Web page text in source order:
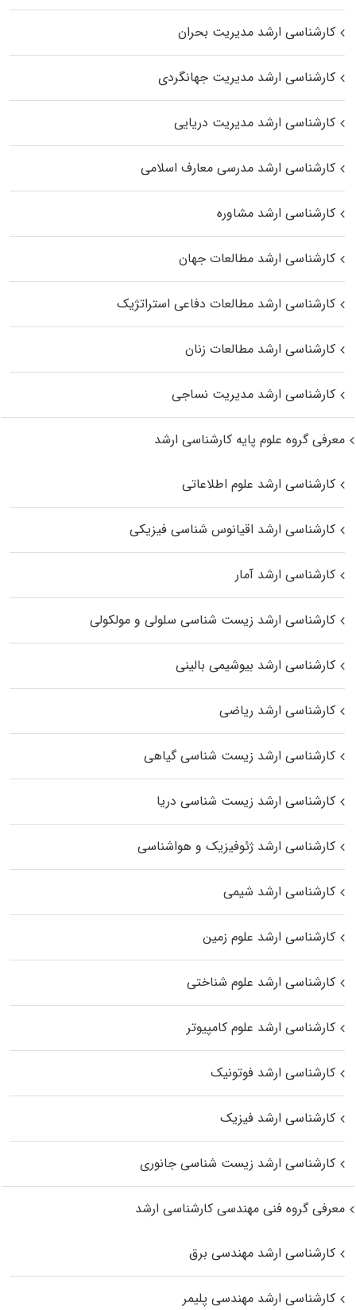
کارشناسی ارشد مدیریت بحران
کارشناسی ارشد مدیریت جهانگردی
کارشناسی ارشد مدیریت دریایی
کارشناسی ارشد مدرسی معارف اسلامی
کارشناسی ارشد مشاوره
کارشناسی ارشد مطالعات جهان
کارشناسی ارشد مطالعات دفاعی استراتژیک
کارشناسی ارشد مطالعات زنان
کارشناسی ارشد مدیریت نساجی
معرفی گروه علوم پایه کارشناسی ارشد
کارشناسی ارشد علوم اطلاعاتی
کارشناسی ارشد اقیانوس‌ شناسی فیزیکی
کارشناسی ارشد آمار
کارشناسی ارشد زیست شناسی سلولی و مولکولی
کارشناسی ارشد بیوشیمی بالینی
کارشناسی ارشد ریاضی
کارشناسی ارشد زیست‌ شناسی گیاهی
کارشناسی ارشد زیست‌ شناسی دریا
کارشناسی ارشد ژئوفیزیک و هواشناسی
کارشناسی ارشد شیمی
کارشناسی ارشد علوم زمین
کارشناسی ارشد علوم شناختی
کارشناسی ارشد علوم کامپیوتر
کارشناسی ارشد فوتونیک
کارشناسی ارشد فیزیک
کارشناسی ارشد زیست‌ شناسی جانوری
معرفی گروه فنی مهندسی کارشناسی ارشد
کارشناسی ارشد مهندسی برق
کارشناسی ارشد مهندسی پلیمر